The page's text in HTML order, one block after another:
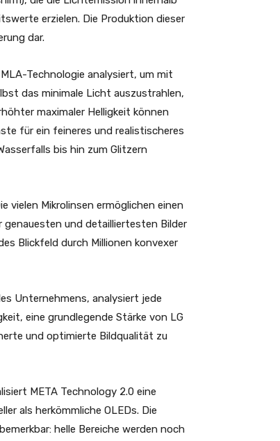
erzielen. Die Produktion dieser
dar.
Technologie analysiert, um mit
das minimale Licht auszustrahlen,
maximaler Helligkeit können
für ein feineres und realistischeres
bis hin zum Glitzern
vielen Mikrolinsen ermöglichen einen
und detailliertesten Bilder
Blickfeld durch Millionen konvexer
Unternehmens, analysiert jede
eine grundlegende Stärke von LG
und optimierte Bildqualität zu
META Technology 2.0 eine
als herkömmliche OLEDs. Die
helle Bereiche werden noch